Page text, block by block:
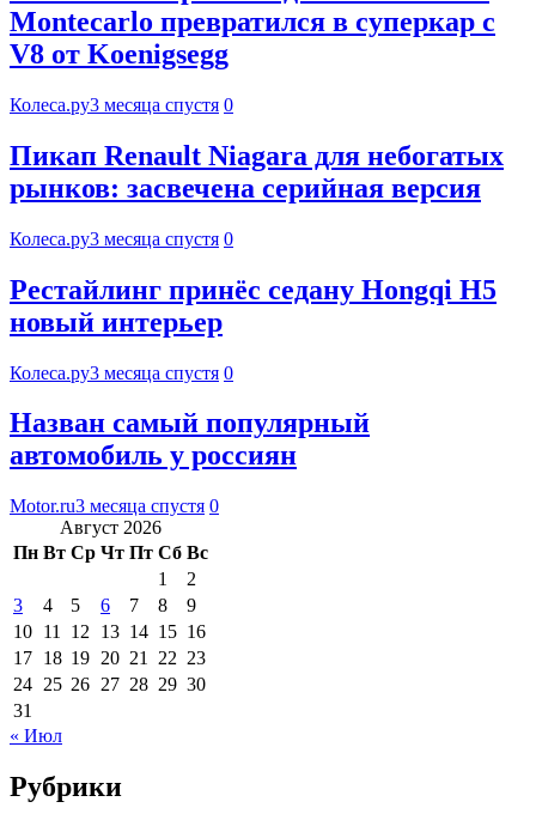
Montecarlo превратился в суперкар с
V8 от Koenigsegg
Колеса.ру3 месяца спустя 0
Пикап Renault Niagara для небогатых
рынков: засвечена серийная версия
Колеса.ру3 месяца спустя 0
Рестайлинг принёс седану Hongqi H5
новый интерьер
Колеса.ру3 месяца спустя 0
Назван самый популярный
автомобиль у россиян
Motor.ru3 месяца спустя 0
Август 2026
Пн Вт Ср Чт Пт Сб Вс
1
2
3
4 5 6 7 8
9
10 11 12 13 14 15 16
17 18 19 20 21 22 23
24 25 26 27 28 29 30
31
« Июл
Рубрики